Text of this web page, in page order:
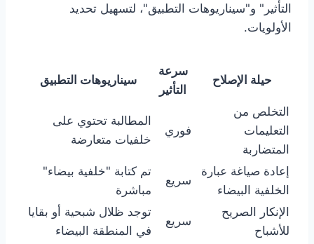
التأثير" و"سيناريوهات التطبيق"، لتسهيل تحديد
الأولويات.
حيلة الإصلاح
سرعة
التأثير
سيناريوهات التطبيق
التخلص من
التعليمات
المتضاربة
فوري
المطالبة تحتوي على
خلفيات متعارضة
إعادة صياغة عبارة
الخلفية البيضاء
سريع
تم كتابة "خلفية بيضاء"
مباشرة
الإنكار الصريح
للأشباح
سريع
توجد ظلال شبحية أو بقايا
في المنطقة البيضاء